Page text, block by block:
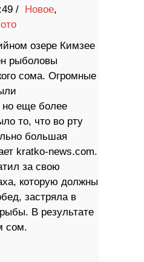
/ Новое,
озере Кимзее
рыболовы
сома. Огромные
еще более
то, что во рту
большая
kratko-news.com.
за свою
которую должны
застряла в
рыбы. В результате
сом.